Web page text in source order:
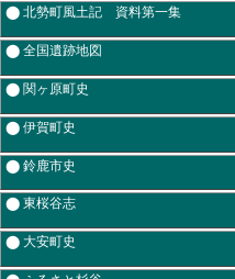
⬤ 北勢町風土記 資料第一集
⬤ 全国遺跡地図
⬤ 関ヶ原町史
⬤ 伊賀町史
⬤ 鈴鹿市史
⬤ 東桜谷志
⬤ 大安町史